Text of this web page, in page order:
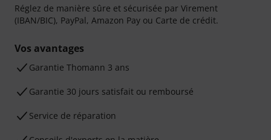
Réglez de manière sûre et sécurisée par Virement
(IBAN/BIC), PayPal, Amazon Pay ou Carte de crédit.
Vos avantages
Ga­ran­tie Thomann 3 ans
Garantie 30 jours satisfait ou remboursé
Service de réparation